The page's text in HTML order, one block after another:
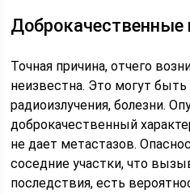
Доброкачественные
Точная причина, отчего
неизвестна. Это могут
радиоизлучения, болезни.
доброкачественный
не дает метастазов.
соседние участки, что
последствия, есть